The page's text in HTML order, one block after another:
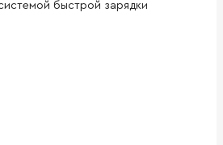
быстрой зарядки